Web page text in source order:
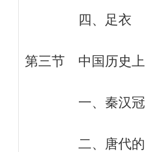
四、足衣 /
第三节 中国历史
一、秦汉冠
二、唐代的